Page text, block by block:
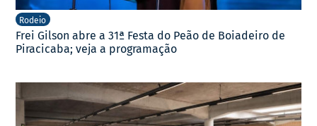
Rodeio
Frei Gilson abre a 31ª Festa do Peão de Boiadeiro de
Piracicaba; veja a programação